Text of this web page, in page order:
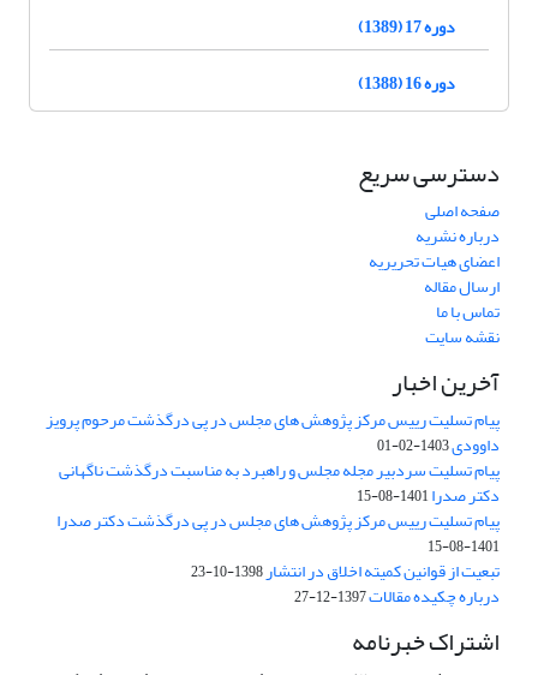
دوره 17 (1389)
دوره 16 (1388)
دسترسی سریع
صفحه اصلی
درباره نشریه
اعضای هیات تحریریه
ارسال مقاله
تماس با ما
نقشه سایت
آخرین اخبار
پیام تسلیت رییس مرکز پژوهش های مجلس در پی درگذشت مرحوم پرویز
داوودی1403-02-01
پیام تسلیت سردبیر مجله مجلس و راهبرد به مناسبت درگذشت ناگهانی
دکتر صدرا1401-08-15
پیام تسلیت رییس مرکز پژوهش های مجلس در پی درگذشت دکتر صدرا
1401-08-15
تبعیت از قوانین کمیته اخلاق در انتشار1398-10-23
درباره چکیده مقالات1397-12-27
اشتراک خبرنامه